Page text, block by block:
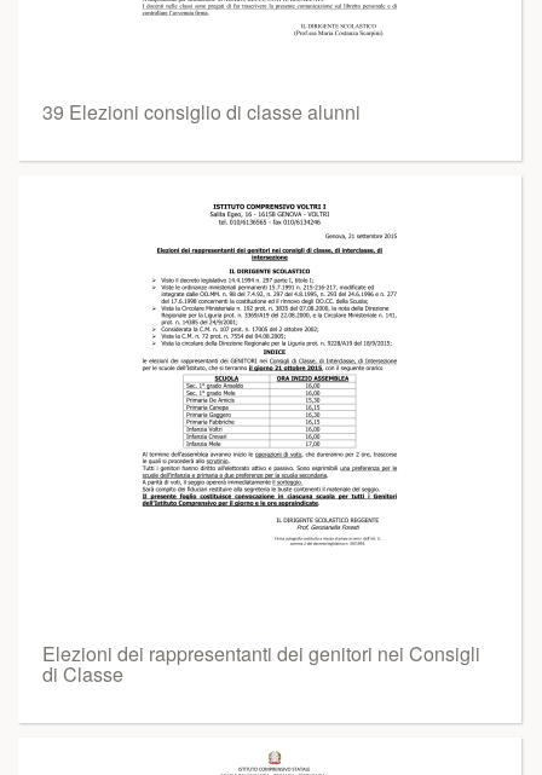
39 Elezioni consiglio di classe alunni
Elezioni dei rappresentanti dei genitori nei Consigli
di Classe